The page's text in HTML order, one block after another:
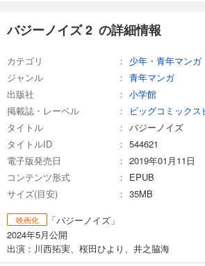
バジーノイズ 2 の詳細情報
カテゴリ
少年・青年マンガ
ジャンル
青年マンガ
出版社
小学館
掲載誌・レーベル
ビッグコミックス
タイトル
バジーノイズ
タイトルID
544621
電子版発売日
2019年01月11日
コンテンツ形式
EPUB
サイズ(目安)
35MB
映画化
「バジーノイズ」
2024年5月公開
出演：川西拓実、桜田ひより、井之脇海